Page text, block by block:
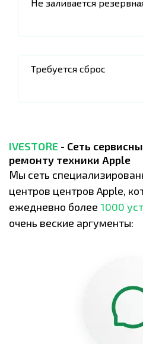
Не заливается
Требуется сброс
IVESTORE - Сеть
ремонту техники Apple
Мы сеть
центров центров Apple,
ежедневно более 1000
очень веские аргументы: